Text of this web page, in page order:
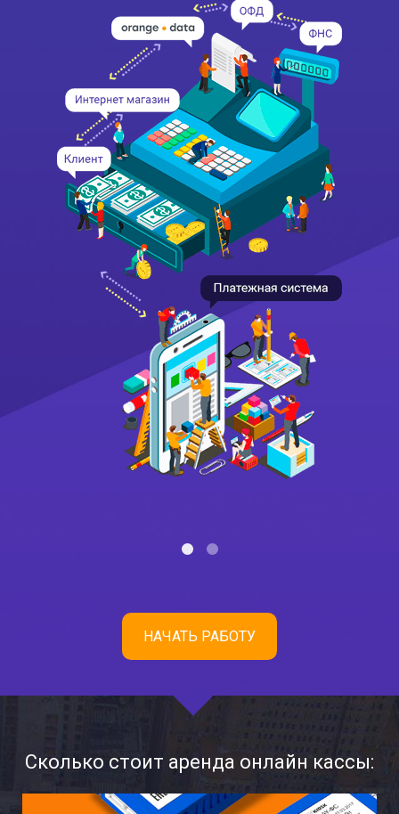
НАЧАТЬ РАБОТУ
Сколько стоит аренда онлайн кассы: